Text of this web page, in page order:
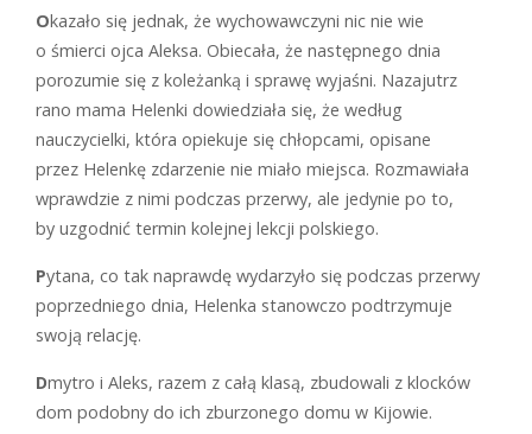
Okazało się jednak, że wychowawczyni nic nie wie
o śmierci ojca Aleksa. Obiecała, że następnego dnia
porozumie się z koleżanką i sprawę wyjaśni. Nazajutrz
rano mama Helenki dowiedziała się, że według
nauczycielki, która opiekuje się chłopcami, opisane
przez Helenkę zdarzenie nie miało miejsca. Rozmawiała
wprawdzie z nimi podczas przerwy, ale jedynie po to,
by uzgodnić termin kolejnej lekcji polskiego.
Pytana, co tak naprawdę wydarzyło się podczas przerwy
poprzedniego dnia, Helenka stanowczo podtrzymuje
swoją relację.
Dmytro i Aleks, razem z całą klasą, zbudowali z klocków
dom podobny do ich zburzonego domu w Kijowie.